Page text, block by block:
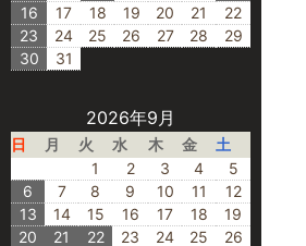
16
17 18 19 20 21
22
23
24 25 26 27 28
29
30
31
2026年9月
日 月 火 水 木 金
土
1
2 3 4
5
6
7 8 9 10 11
12
13
14 15 16 17 18
19
20
21 22 23 24 25 26